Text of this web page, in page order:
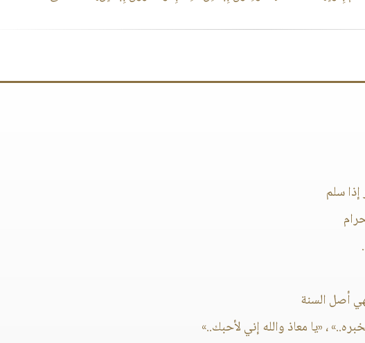
سلم
أصل السنة
، «يا معاذ والله إني لأحبك..»